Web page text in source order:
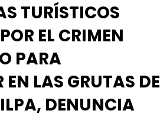
TURÍSTICOS
EL CRIMEN
PARA
EN LAS GRUTAS DE
DENUNCIA